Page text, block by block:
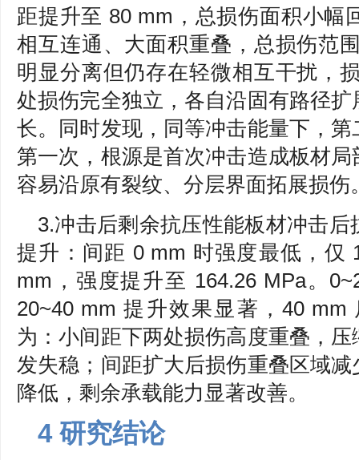
距提升至 80 mm，总损伤面积小幅
相互连通、大面积重叠，总损伤范
明显分离但仍存在轻微相互干扰，
处损伤完全独立，各自沿固有路径
长。同时发现，同等冲击能量下，
第一次，根源是首次冲击造成板材
容易沿原有裂纹、分层界面拓展损伤
3.冲击后剩余抗压性能板材冲击
提升：间距 0 mm 时强度最低，仅
mm，强度提升至 164.26 MPa。
20~40 mm 提升效果显著，40
为：小间距下两处损伤高度重叠，
发失稳；间距扩大后损伤重叠区域
降低，剩余承载能力显著改善。
4 研究结论